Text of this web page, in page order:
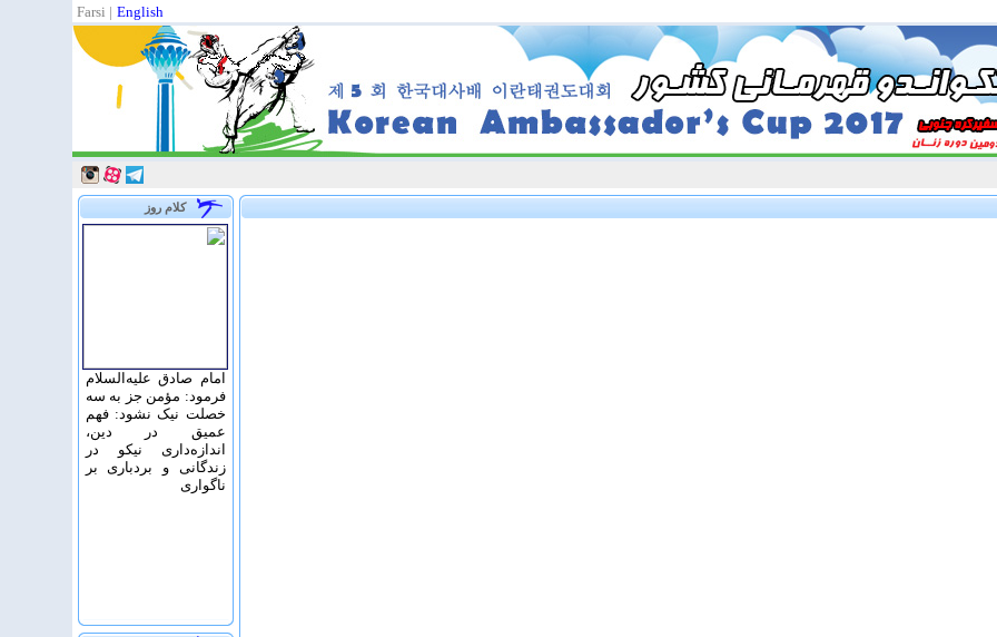
Farsi | English
کلام روز
امام صادق علیه‌السلام
فرمود: مؤمن جز به سه
خصلت نیک نشود: فهم
عمیق در دین،
اندازه‌دارى نیکو در
زندگانى و بردبارى بر
ناگوارى